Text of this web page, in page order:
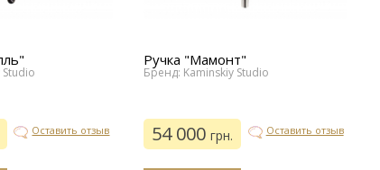
Оставить отзыв
Ручка "Мамонт"
Бренд: Kaminskiy Studio
54 000 грн. Оставить отзыв